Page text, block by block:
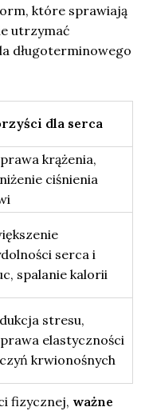
które sprawiają
utrzymać
długoterminowego
dla serca
krążenia,
ciśnienia
serca i
spalanie kalorii
stresu,
elastyczności
krwionośnych
fizycznej, ważne